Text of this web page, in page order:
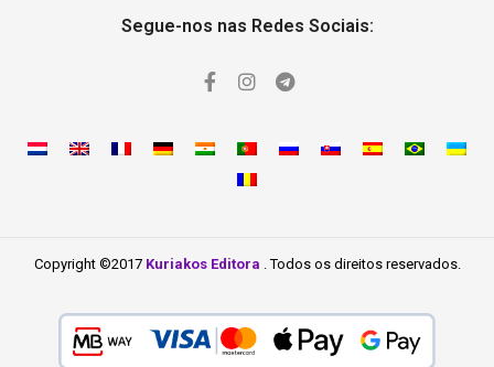
Segue-nos nas Redes Sociais:
Copyright ©2017 Kuriakos Editora . Todos os direitos reservados.